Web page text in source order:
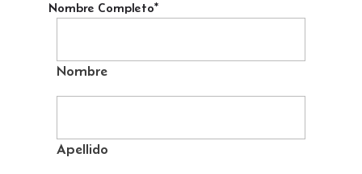
Nombre Completo*
Nombre
Apellido